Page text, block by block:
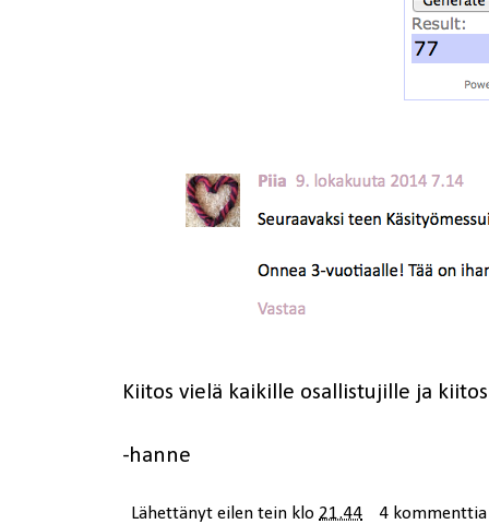
Kiitos vielä kaikille osallistujille ja
-hanne
Lähettänyt eilen tein klo 21.44
4 kommenttia